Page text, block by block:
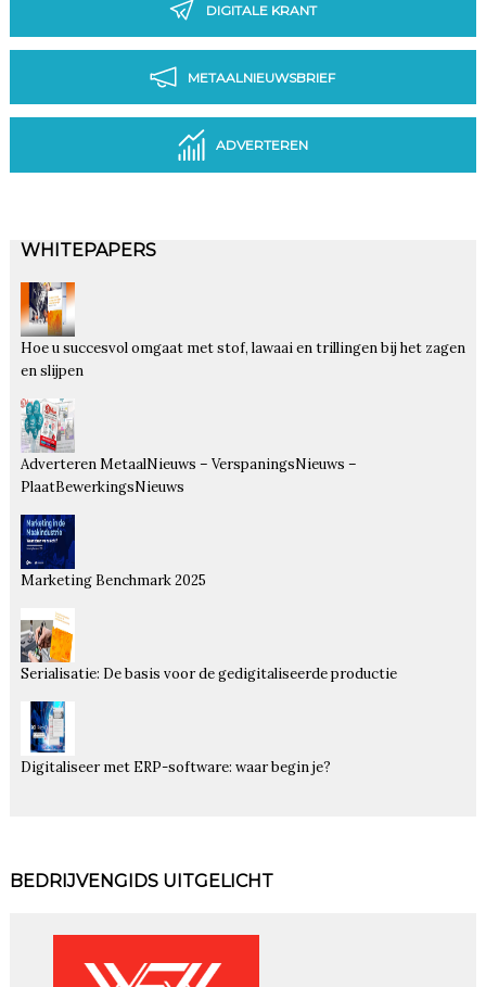
DIGITALE KRANT
METAALNIEUWSBRIEF
ADVERTEREN
WHITEPAPERS
Hoe u succesvol omgaat met stof, lawaai en trillingen bij het zagen
en slijpen
Adverteren MetaalNieuws – VerspaningsNieuws –
PlaatBewerkingsNieuws
Marketing Benchmark 2025
Serialisatie: De basis voor de gedigitaliseerde productie
Digitaliseer met ERP-software: waar begin je?
BEDRIJVENGIDS UITGELICHT